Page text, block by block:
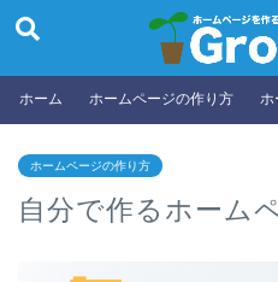
ホーム ホームページの作り方
ホームページの作り方
自分で作るホーム